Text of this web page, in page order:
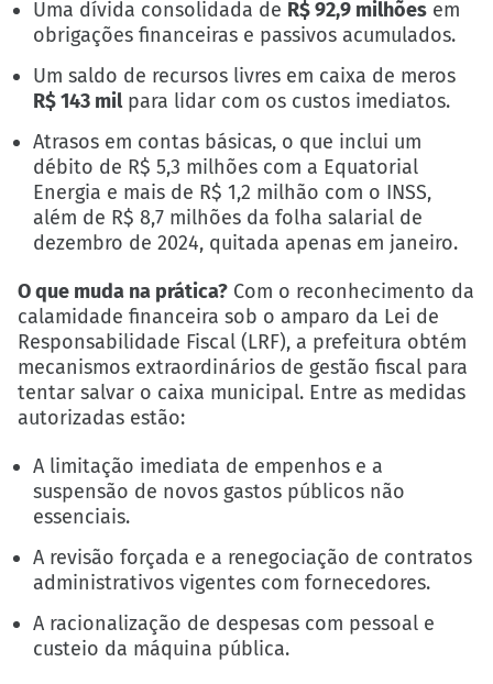
Uma dívida consolidada de R$ 92,9 milhões em
obrigações financeiras e passivos acumulados.
Um saldo de recursos livres em caixa de meros
R$ 143 milpara lidar com os custos imediatos.
Atrasos em contas básicas, o que inclui um
débito de R$ 5,3 milhões com a Equatorial
Energia e mais de R$ 1,2 milhão com o INSS,
além de R$ 8,7 milhões da folha salarial de
dezembro de 2024, quitada apenas em janeiro.
O que muda na prática? Com o reconhecimento da
calamidade financeira sob o amparo da Lei de
Responsabilidade Fiscal (LRF), a prefeitura obtém
mecanismos extraordinários de gestão fiscal para
tentar salvar o caixa municipal. Entre as medidas
autorizadas estão:
A limitação imediata de empenhos e a
suspensão de novos gastos públicos não
essenciais.
A revisão forçada e a renegociação de contratos
administrativos vigentes com fornecedores.
A racionalização de despesas com pessoal e
custeio da máquina pública.